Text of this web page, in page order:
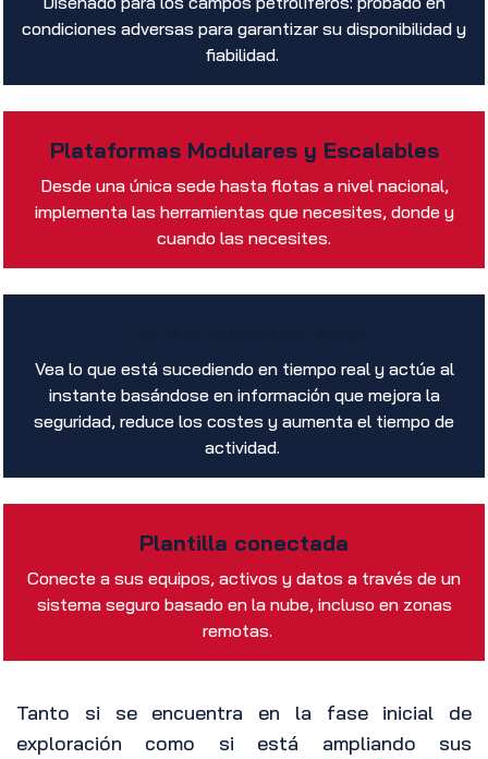
condiciones adversas para garantizar su disponibilidad y
fiabilidad.
Plataformas Modulares y Escalables
Desde una única sede hasta flotas a nivel nacional,
implementa las herramientas que necesites, donde y
cuando las necesites.
Vea lo que está sucediendo en tiempo real y actúe al
instante basándose en información que mejora la
seguridad, reduce los costes y aumenta el tiempo de
actividad.
Plantilla conectada
Conecte a sus equipos, activos y datos a través de un
sistema seguro basado en la nube, incluso en zonas
remotas.
Tanto si se encuentra en la fase inicial de
exploración como si está ampliando sus